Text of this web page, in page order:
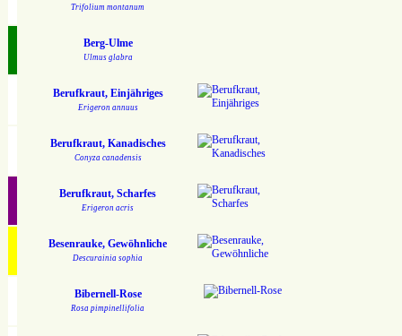
Trifolium montanum
Berg-Ulme
Ulmus glabra
Berufkraut, Einjähriges
Erigeron annuus
Berufkraut, Kanadisches
Conyza canadensis
Berufkraut, Scharfes
Erigeron acris
Besenrauke, Gewöhnliche
Descurainia sophia
Bibernell-Rose
Rosa pimpinellifolia